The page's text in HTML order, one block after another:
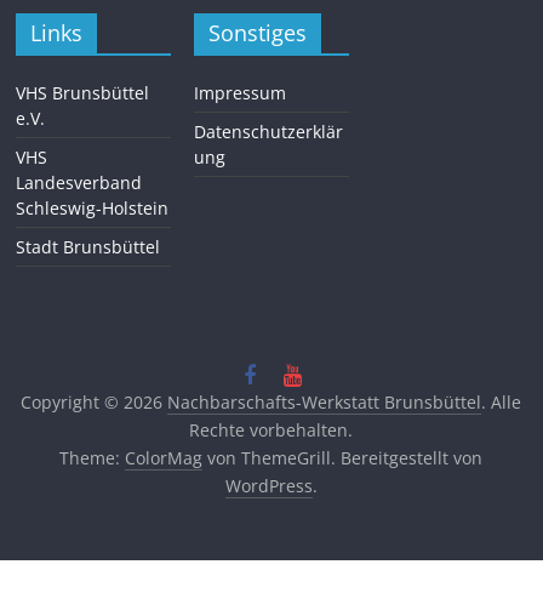
Links
VHS Brunsbüttel
e.V.
VHS
Landesverband
Schleswig-Holstein
Stadt Brunsbüttel
Sonstiges
Impressum
Datenschutzerklär
ung
Copyright © 2026 Nachbarschafts-Werkstatt Brunsbüttel. Alle
Rechte vorbehalten.
Theme: ColorMag von ThemeGrill. Bereitgestellt von
WordPress.